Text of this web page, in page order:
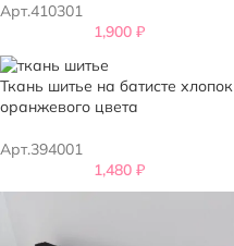
Арт.410301
1,900 ₽
Ткань шитье на батисте хлопок
оранжевого цвета
Арт.394001
1,480 ₽